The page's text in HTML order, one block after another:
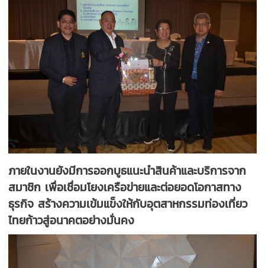
ภายในงานยังมีการออกบูธแนะนำสินค้าและบริการจาก
สมาชิก เพื่อเชื่อมโยงเครือข่ายและต่อยอดโอกาสทาง
ธุรกิจ สร้างความเข้มแข็งให้กับอุตสาหกรรมท่องเที่ยว
ไทยก้าวสู่อนาคตอย่างมั่นคง